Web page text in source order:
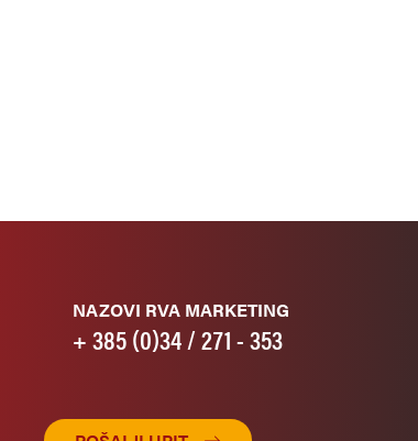
NAZOVI RVA MARKETING
+ 385 (0)34 / 271 - 353